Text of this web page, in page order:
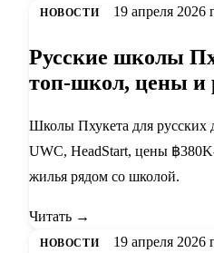
НОВОСТИ 19 апреля 2026
Русские школы
топ-школ, цены и
Школы Пхукета для русских
UWC, HeadStart, цены ฿
жилья рядом со школой.
Читать →
НОВОСТИ 19 апреля 2026